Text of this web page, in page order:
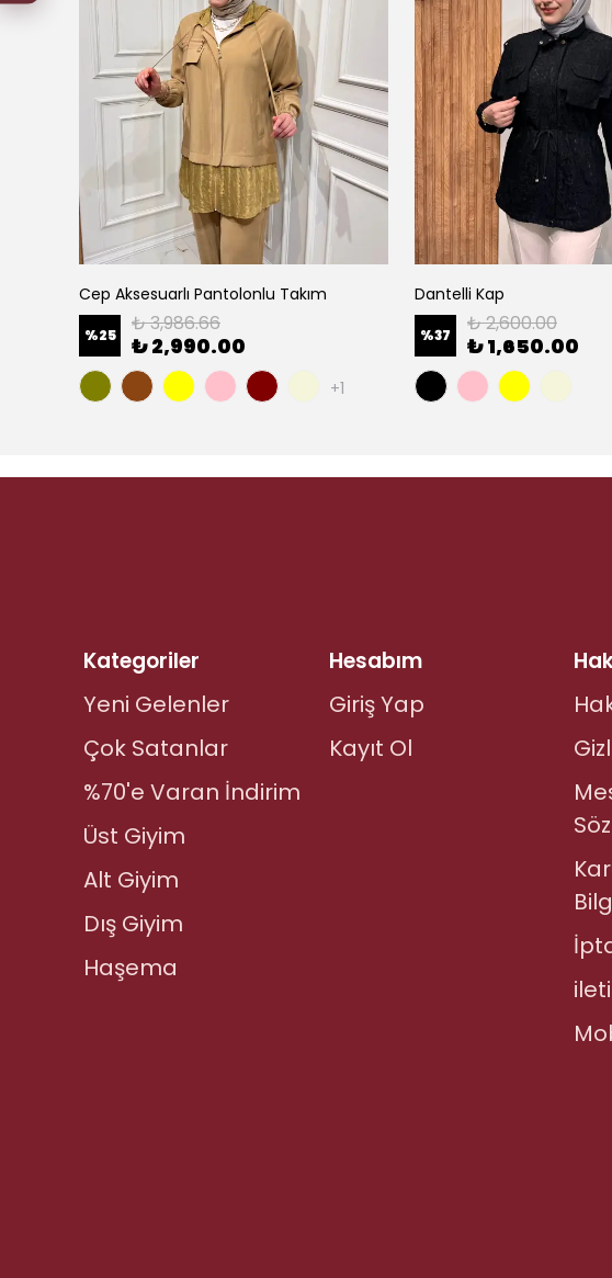
Cep Aksesuarlı Pantolonlu Takım
%25 ₺ 3,986.66
₺ 2,990.00
+1
Dantelli Kap
%37 ₺ 2,600.00
₺ 1,650.00
Kategoriler
Yeni Gelenler
Çok Satanlar
%70'e Varan İndirim
Üst Giyim
Alt Giyim
Dış Giyim
Haşema
Hesabım
Giriş Yap
Kayıt Ol